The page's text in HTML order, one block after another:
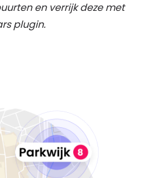
en verrijk deze met
plugin.